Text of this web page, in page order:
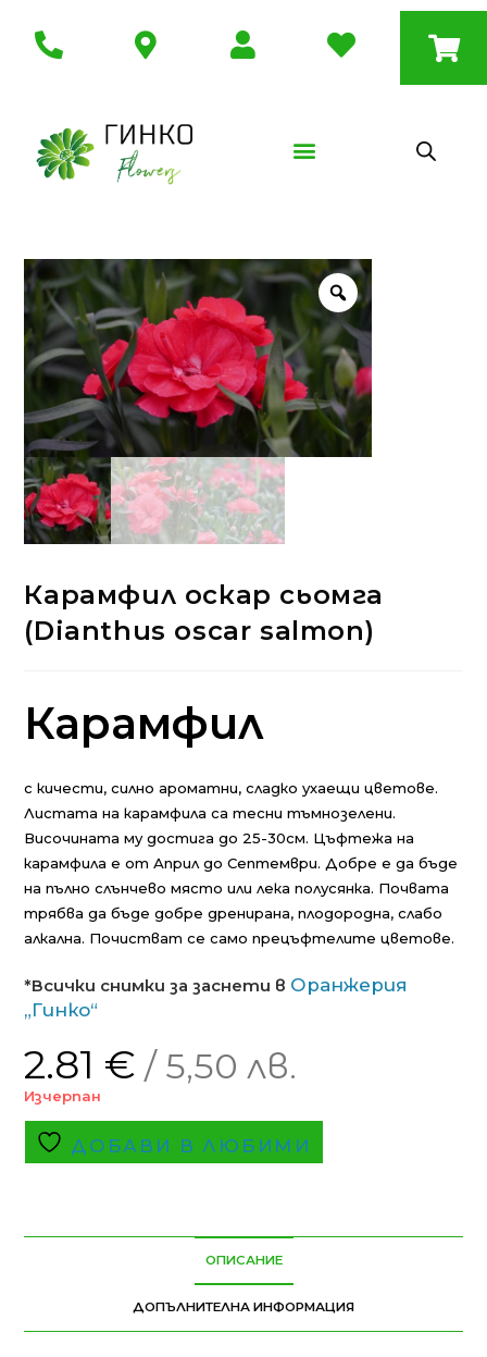
Карамфил оскар сьомга
(Dianthus oscar salmon)
Карамфил
с кичести, силно ароматни, сладко ухаещи цветове.
Листата на карамфила са тесни тъмнозелени.
Височината му достига до 25-30см. Цъфтежа на
карамфила е от Април до Септември. Добре е да бъде
на пълно слънчево място или лека полусянка. Почвата
трябва да бъде добре дренирана, плодородна, слабо
алкална. Почистват се само прецъфтелите цветове.
*Всички снимки за заснети в Оранжерия
„Гинко“
2.81 € / 5,50 лв.
Изчерпан
ДОБАВИ В ЛЮБИМИ
ОПИСАНИЕ
ДОПЪЛНИТЕЛНА ИНФОРМАЦИЯ